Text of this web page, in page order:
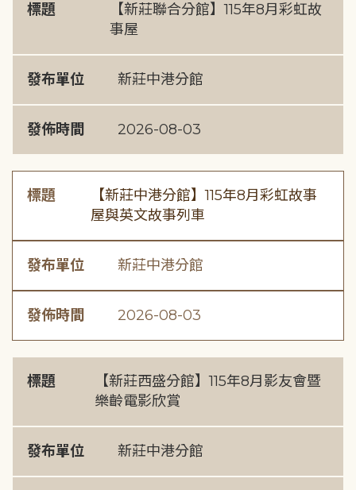
標題
【新莊聯合分館】115年8月彩虹故
事屋
發布單位 新莊中港分館
發佈時間 2026-08-03
標題
【新莊中港分館】115年8月彩虹故事
屋與英文故事列車
發布單位 新莊中港分館
發佈時間 2026-08-03
標題
【新莊西盛分館】115年8月影友會暨
樂齡電影欣賞
發布單位 新莊中港分館